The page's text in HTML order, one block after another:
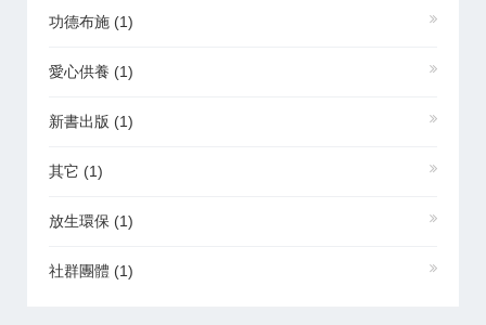
功德布施 (1)
愛心供養 (1)
新書出版 (1)
其它 (1)
放生環保 (1)
社群團體 (1)